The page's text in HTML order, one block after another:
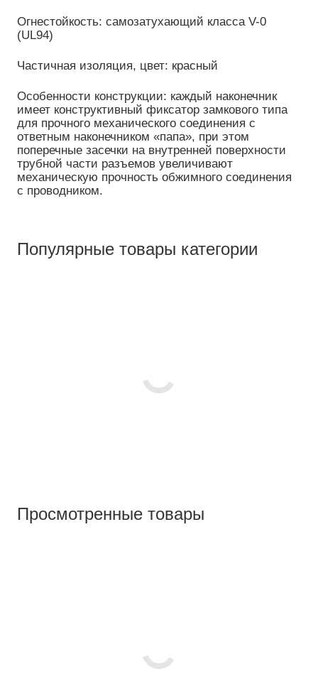
Огнестойкость: самозатухающий класса V-0
(UL94)
Частичная изоляция, цвет: красный
Особенности конструкции: каждый наконечник
имеет конструктивный фиксатор замкового типа
для прочного механического соединения с
ответным наконечником «папа», при этом
поперечные засечки на внутренней поверхности
трубной части разъемов увеличивают
механическую прочность обжимного соединения
с проводником.
Популярные товары категории
Просмотренные товары